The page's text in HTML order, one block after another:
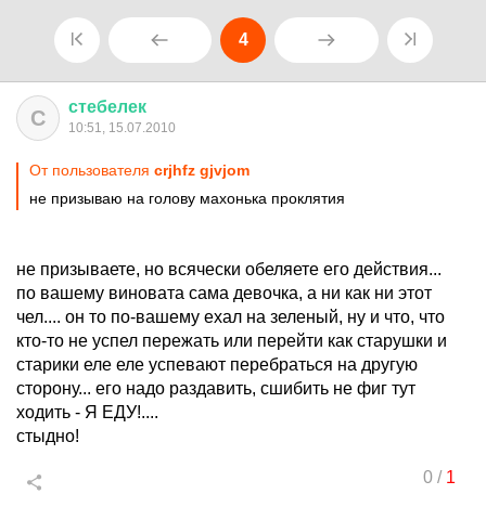
4
С стебелек
10:51, 15.07.2010
От пользователя crjhfz gjvjom
не призываю на голову махонька проклятия
не призываете, но всячески обеляете его действия...
по вашему виновата сама девочка, а ни как ни этот
чел.... он то по-вашему ехал на зеленый, ну и что, что
кто-то не успел пережать или перейти как старушки и
старики еле еле успевают перебраться на другую
сторону... его надо раздавить, сшибить не фиг тут
ходить - Я ЕДУ!....
стыдно!
0/ 1